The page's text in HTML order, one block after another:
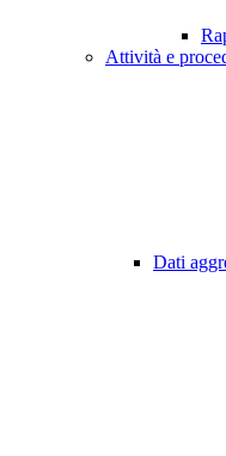
Attività e
Dati